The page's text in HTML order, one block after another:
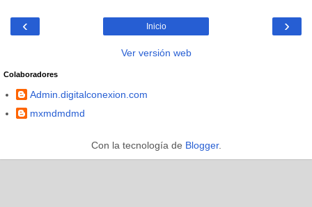
‹ ›
Inicio
Ver versión web
Colaboradores
Admin.digitalconexion.com
mxmdmdmd
Con la tecnología de Blogger.